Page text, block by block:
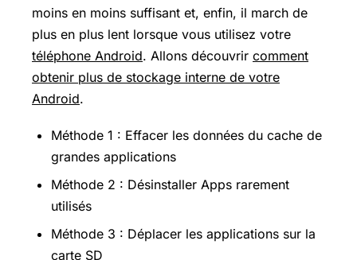
moins en moins suffisant et, enfin, il march de
plus en plus lent lorsque vous utilisez votre
téléphone Android. Allons découvrir comment
obtenir plus de stockage interne de votre
Android.
Méthode 1 : Effacer les données du cache de
grandes applications
Méthode 2 : Désinstaller Apps rarement
utilisés
Méthode 3 : Déplacer les applications sur la
carte SD